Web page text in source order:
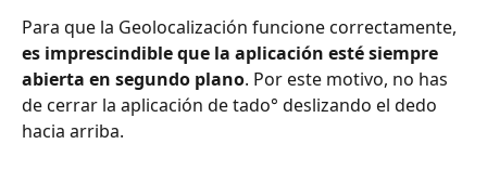
Para que la Geolocalización funcione correctamente,
es imprescindible que la aplicación esté siempre
abierta en segundo plano. Por este motivo, no has
de cerrar la aplicación de tado° deslizando el dedo
hacia arriba.